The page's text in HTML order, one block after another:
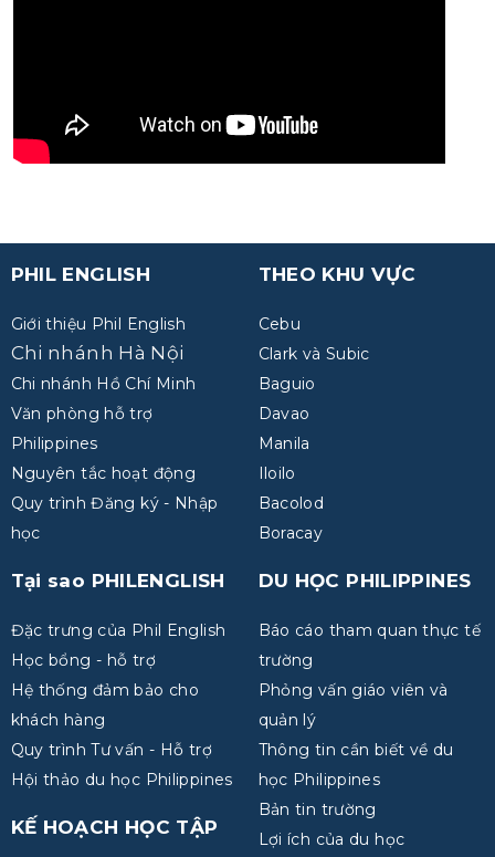
PHIL ENGLISH
Giới thiệu Phil English
Chi nhánh Hà Nội
Chi nhánh Hồ Chí Minh
Văn phòng hỗ trợ
Philippines
Nguyên tắc hoạt động
Quy trình Đăng ký - Nhập
học
Tại sao PHILENGLISH
Đặc trưng của Phil English
Học bổng - hỗ trợ
Hệ thống đảm bảo cho
khách hàng
Quy trình Tư vấn - Hỗ trợ
Hội thảo du học Philippines
KẾ HOẠCH HỌC TẬP
THEO KHU VỰC
Cebu
Clark và Subic
Baguio
Davao
Manila
Iloilo
Bacolod
Boracay
DU HỌC PHILIPPINES
Báo cáo tham quan thực tế
trường
Phỏng vấn giáo viên và
quản lý
Thông tin cần biết về du
học Philippines
Bản tin trường
Lợi ích của du học